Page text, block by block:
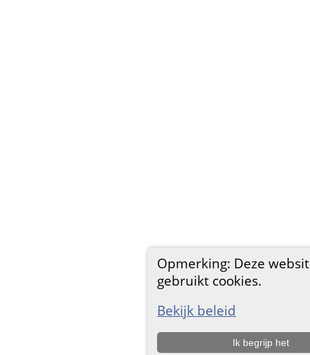
Opmerking: Deze
gebruikt cookies.
Bekijk beleid
Ik begrijp het